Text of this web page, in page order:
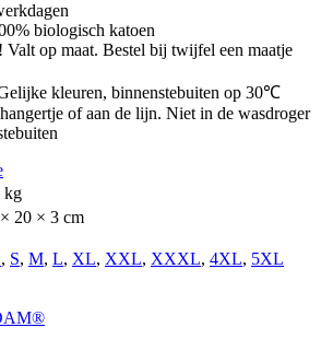
biologisch katoen
Valt op maat. Bestel bij twijfel een maatje
kleuren, binnenstebuiten op 30℃
of aan de lijn. Niet in de wasdroger
kg
20 × 3 cm
, S, M, L, XL, XXL, XXXL, 4XL, 5XL